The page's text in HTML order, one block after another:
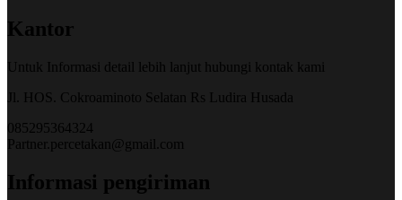
Kantor
Untuk Informasi detail lebih lanjut hubungi kontak kami
Jl. HOS. Cokroaminoto Selatan Rs Ludira Husada
085295364324
Partner.percetakan@gmail.com
Informasi pengiriman